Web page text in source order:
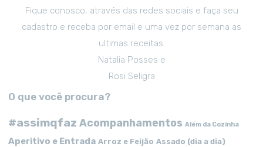
Fique conosco, através das redes sociais e faça seu
cadastro e receba por email e uma vez por semana as
ultimas receitas.
Natalia Posses e
Rosi Seligra
O que você procura?
#assimqfaz Acompanhamentos Além da Cozinha
Aperitivo e Entrada Arroz e Feijão Assado (dia a dia)